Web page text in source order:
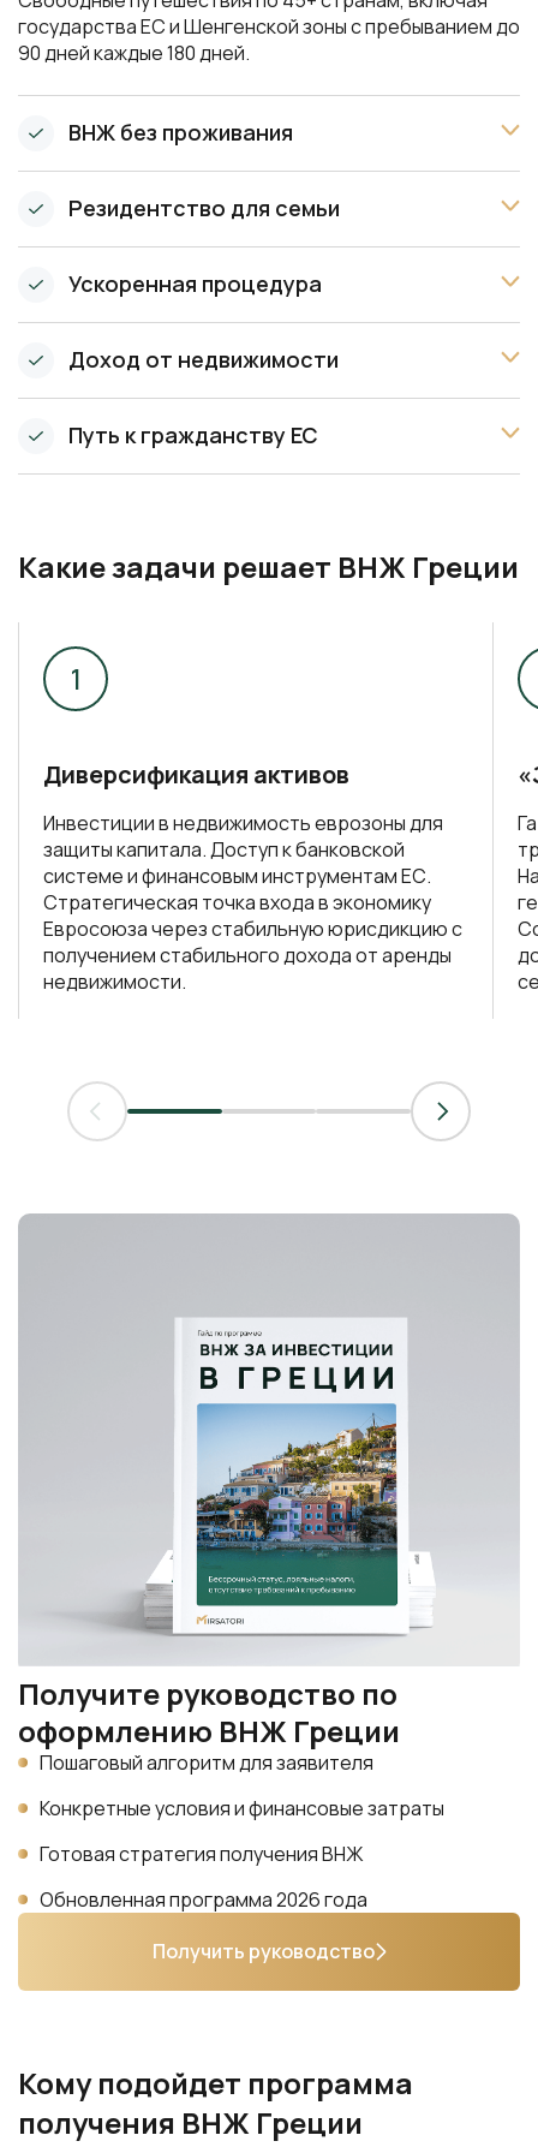
государства ЕС и Шенгенской зоны с пребыванием до
90 дней каждые 180 дней.
ВНЖ без проживания
Резидентство для семьи
Ускоренная процедура
Доход от недвижимости
Путь к гражданству ЕС
Какие задачи решает ВНЖ Греции
Диверсификация активов
Инвестиции в недвижимость еврозоны для
защиты капитала. Доступ к банковской
системе и финансовым инструментам ЕС.
Стратегическая точка входа в экономику
Евросоюза через стабильную юрисдикцию с
получением стабильного дохода от аренды
недвижимости.
Получите руководство по
оформлению ВНЖ Греции
Пошаговый алгоритм для заявителя
Конкретные условия и финансовые затраты
Готовая стратегия получения ВНЖ
Обновленная программа 2026 года
Получить руководство
Кому подойдет программа
получения ВНЖ Греции